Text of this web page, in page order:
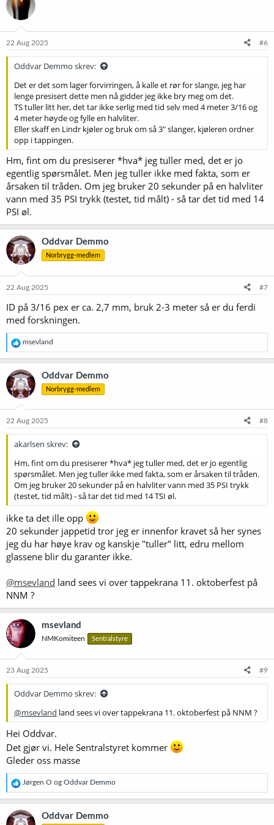
22 Aug 2025 #6
Oddvar Demmo skrev:
Det er det som lager forvirringen, å kalle et rør for slange, jeg har
lenge presisert dette men nå gidder jeg ikke bry meg om det.
TS tuller litt her, det tar ikke serlig med tid selv med 4 meter 3/16 og
4 meter høyde og fylle en halvliter.
Eller skaff en Lindr kjøler og bruk om så 3" slanger, kjøleren ordner
opp i tappingen.
Hm, fint om du presiserer *hva* jeg tuller med, det er jo
egentlig spørsmålet. Men jeg tuller ikke med fakta, som er
årsaken til tråden. Om jeg bruker 20 sekunder på en halvliter
vann med 35 PSI trykk (testet, tid målt) - så tar det tid med 14
PSI øl.
Oddvar Demmo
Norbrygg-medlem
22 Aug 2025 #7
ID på 3/16 pex er ca. 2,7 mm, bruk 2-3 meter så er du ferdi
med forskningen.
R
e
a
k
s
j
o
e
msevland
Oddvar Demmo
Norbrygg-medlem
22 Aug 2025 #8
akarlsen skrev:
Hm, fint om du presiserer *hva* jeg tuller med, det er jo egentlig
spørsmålet. Men jeg tuller ikke med fakta, som er årsaken til tråden.
Om jeg bruker 20 sekunder på en halvliter vann med 35 PSI trykk
(testet, tid målt) - så tar det tid med 14 TSI øl.
ikke ta det ille opp
20 sekunder jappetid tror jeg er innenfor kravet så her synes
jeg du har høye krav og kanskje "tuller" litt, edru mellom
glassene blir du garanter ikke.
@msevland land sees vi over tappekrana 11. oktoberfest på
NNM ?
msevland
NMKomiteen Sentralstyre
23 Aug 2025 #9
Oddvar Demmo skrev:
@msevland land sees vi over tappekrana 11. oktoberfest på NNM ?
Hei Oddvar.
Det gjør vi. Hele Sentralstyret kommer
Gleder oss masse
R
e
a
k
s
Jørgen O og Oddvar Demmo
Oddvar Demmo